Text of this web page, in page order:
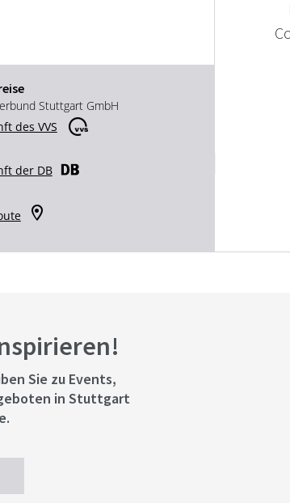
Stuttgart GmbH
des VVS
der DB
Sie zu Events,
in Stuttgart